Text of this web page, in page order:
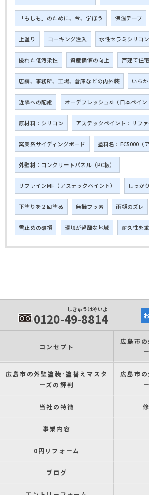
「もしも」のために、今、学ぼう 保温テープ
上塗り コーキング注入 水性セラミシリコ
優れた低汚染性 資産価値の向上 戸建て住
店舗、事務所、工場、倉庫などの内外装 いち
近隣への配慮 オーデフレッシュsi（日本ペイン
原材料：シリコン アステックペイント：リフ
窯業系サイディングボード 塗料名：EC5000（
外壁材：コンクリートパネル（PC板）
リファインMF（アステックペイント） しっか
下塗りを２回塗る 無機フッ素 雨樋のズレ
雪止めの破損 環境が過酷な地域 耐久性を
しきゅうはやいよ
0120-49-8814
コンセプト
広島市
広島市の外壁塗装･塗替えマスタ
ーズの評判
広島市
当社の特徴
事業内容
0円リフォーム
ブログ